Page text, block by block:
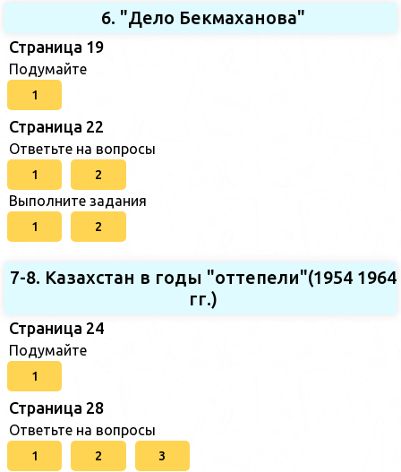
6. "Дело Бекмаханова"
Страница 19
Подумайте
1
Страница 22
Ответьте на вопросы
1 2
Выполните задания
1 2
7-8. Казахстан в годы "оттепели"(1954 1964
гг.)
Страница 24
Подумайте
1
Страница 28
Ответьте на вопросы
1 2 3